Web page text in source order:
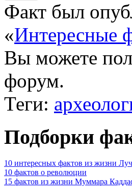
Факт был
«Интересные
Вы можете
форум.
Теги:
Подборки
10 интересных фактов из жизни
10 фактов о революции
15 фактов из жизни Муммара